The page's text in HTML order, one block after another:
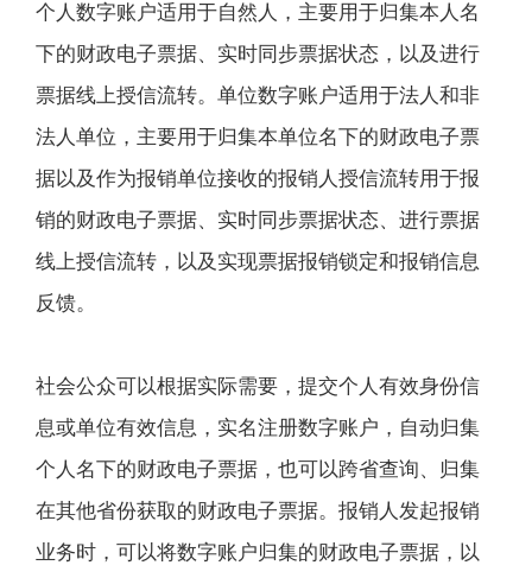
个人数字账户适用于自然人，主要用于归集本人名
下的财政电子票据、实时同步票据状态，以及进行
票据线上授信流转。单位数字账户适用于法人和非
法人单位，主要用于归集本单位名下的财政电子票
据以及作为报销单位接收的报销人授信流转用于报
销的财政电子票据、实时同步票据状态、进行票据
线上授信流转，以及实现票据报销锁定和报销信息
反馈。
社会公众可以根据实际需要，提交个人有效身份信
息或单位有效信息，实名注册数字账户，自动归集
个人名下的财政电子票据，也可以跨省查询、归集
在其他省份获取的财政电子票据。报销人发起报销
业务时，可以将数字账户归集的财政电子票据，以